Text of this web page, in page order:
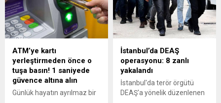
ATM’ye kartı
yerleştirmeden önce o
tuşa basın! 1 saniyede
güvence altına alın
Günlük hayatın ayrılmaz bir
İstanbul’da DEAŞ
operasyonu: 8 zanlı
yakalandı
İstanbul'da terör örgütü
DEAŞ'a yönelik düzenlenen